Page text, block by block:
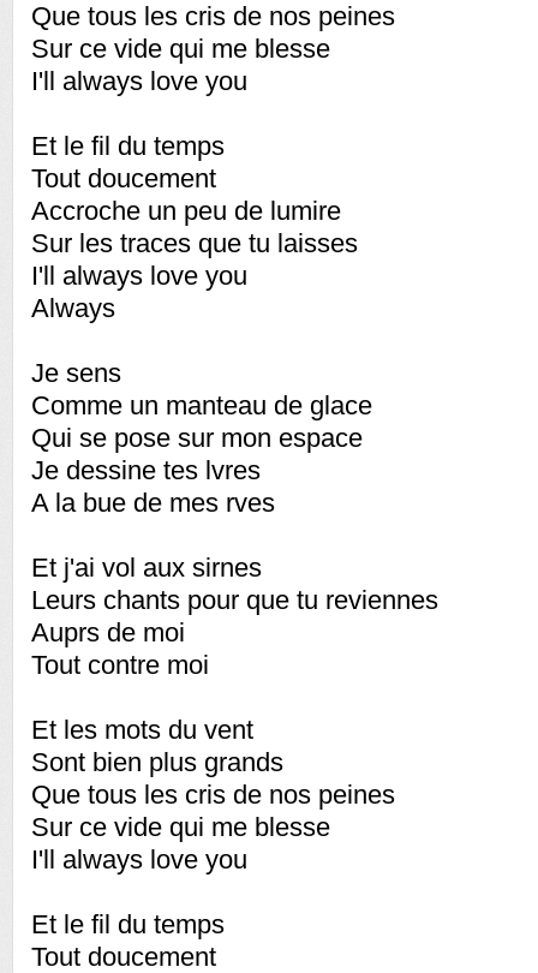
Que tous les cris de nos peines
Sur ce vide qui me blesse
I'll always love you
Et le fil du temps
Tout doucement
Accroche un peu de lumire
Sur les traces que tu laisses
I'll always love you
Always
Je sens
Comme un manteau de glace
Qui se pose sur mon espace
Je dessine tes lvres
A la bue de mes rves
Et j'ai vol aux sirnes
Leurs chants pour que tu reviennes
Auprs de moi
Tout contre moi
Et les mots du vent
Sont bien plus grands
Que tous les cris de nos peines
Sur ce vide qui me blesse
I'll always love you
Et le fil du temps
Tout doucement